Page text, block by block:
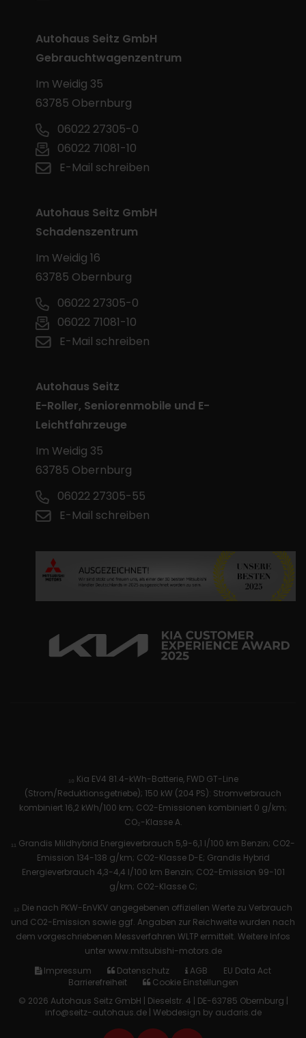
Autohaus Seitz GmbH
Gebrauchtwagenzentrum
Im Weidig 35
63785 Obernburg
06022 27305-0
06022 71081-10
E-Mail schreiben
Autohaus Seitz GmbH
Schadenszentrum
Im Weidig 16
63785 Obernburg
06022 27305-0
06022 71081-10
E-Mail schreiben
Autohaus Seitz
E-Roller, Seniorenmobile und E-
Leichtfahrzeuge
Im Weidig 35
63785 Obernburg
06022 27305-55
E-Mail schreiben
₁₀ Kia EV4 81.4-kWh-Batterie, FWD GT-Line
(Strom/Reduktionsgetriebe); 150 kW (204 PS): Stromverbrauch
kombiniert 16,2 kWh/100 km; CO2-Emissionen kombiniert 0 g/km;
CO₂-Klasse A.
₁₁ Grandis Mildhybrid Energieverbrauch 5,9-6,1 l/100 km Benzin; CO2-
Emission 134-138 g/km; CO2-Klasse D-E; Grandis Hybrid
Energieverbrauch 4,3-4,4 l/100 km Benzin; CO2-Emission 99-101
g/km; CO2-Klasse C;
₁₂ Die nach PKW-EnVKV angegebenen offiziellen Werte zu Verbrauch
und CO2-Emission sowie ggf. Angaben zur Reichweite wurden nach
dem vorgeschriebenen Messverfahren WLTP ermittelt. Weitere Infos
unter www.mitsubishi-motors.de
Impressum
Datenschutz AGB
EU Data Act
Barrierefreiheit
Cookie Einstellungen
© 2026 Autohaus Seitz GmbH | Dieselstr. 4 | DE-63785 Obernburg |
info@seitz-autohaus.de | Webdesign by audaris.de